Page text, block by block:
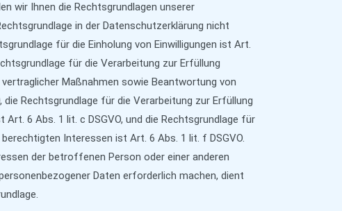
wir Ihnen die Rechtsgrundlagen unserer
in der Datenschutzerklärung nicht
für die Einholung von Einwilligungen ist Art.
für die Verarbeitung zur Erfüllung
Maßnahmen sowie Beantwortung von
die Rechtsgrundlage für die Verarbeitung zur Erfüllung
6 Abs. 1 lit. c DSGVO, und die Rechtsgrundlage für
Interessen ist Art. 6 Abs. 1 lit. f DSGVO.
der betroffenen Person oder einer anderen
Daten erforderlich machen, dient